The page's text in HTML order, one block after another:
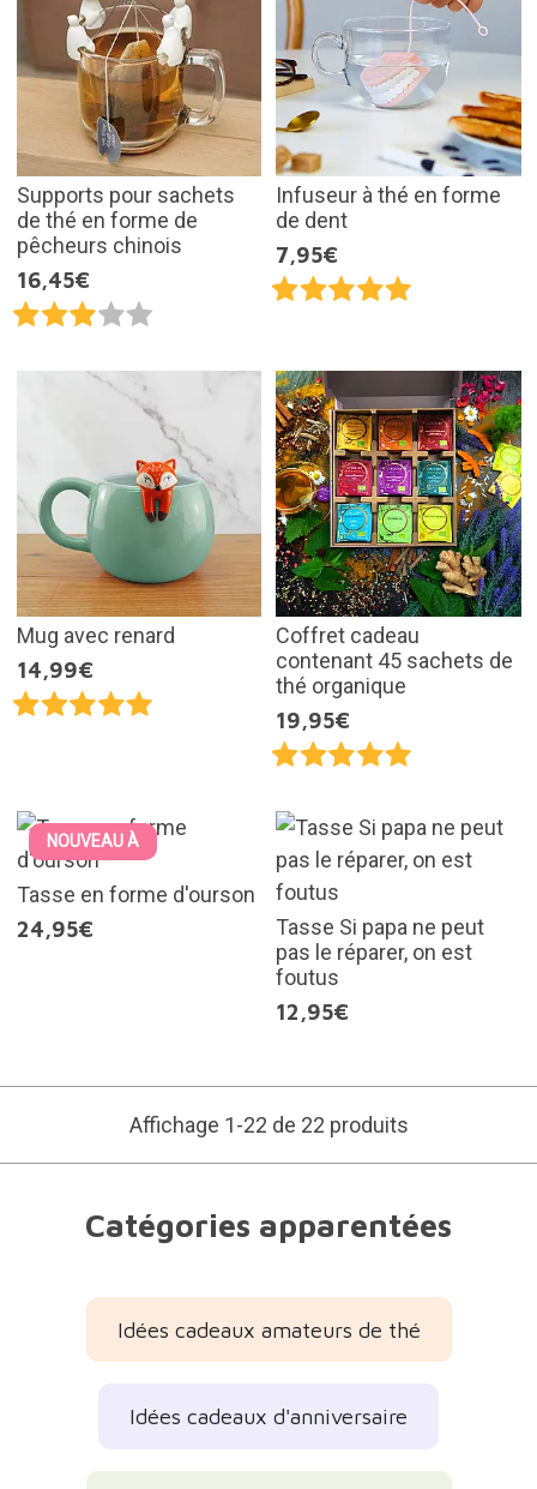
Supports pour sachets
de thé en forme de
pêcheurs chinois
16,45€
Infuseur à thé en forme
de dent
7,95€
Mug avec renard
14,99€
Coffret cadeau
contenant 45 sachets de
thé organique
19,95€
NOUVEAU À
Tasse en forme d'ourson
24,95€
Tasse Si papa ne peut
pas le réparer, on est
foutus
12,95€
Affichage 1-22 de 22 produits
Catégories apparentées
Idées cadeaux amateurs de thé
Idées cadeaux d'anniversaire